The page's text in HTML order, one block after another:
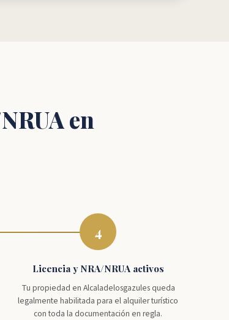
en
4
Licencia y NRA/NRUA activos
Tu propiedad en Alcaladelosgazules queda
legalmente habilitada para el alquiler turístico
con toda la documentación en regla.